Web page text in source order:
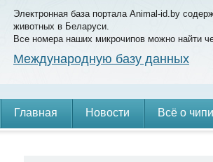
Электронная база портала Animal-id.by
животных в Беларуси.
Все номера наших микрочипов можно найти
Международную базу данных
Главная Новости Всё о